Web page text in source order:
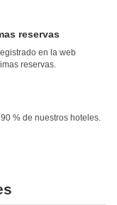
reservas
en la web
reservas.
% de nuestros hoteles.